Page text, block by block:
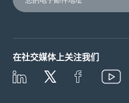
在社交媒体上关注我们